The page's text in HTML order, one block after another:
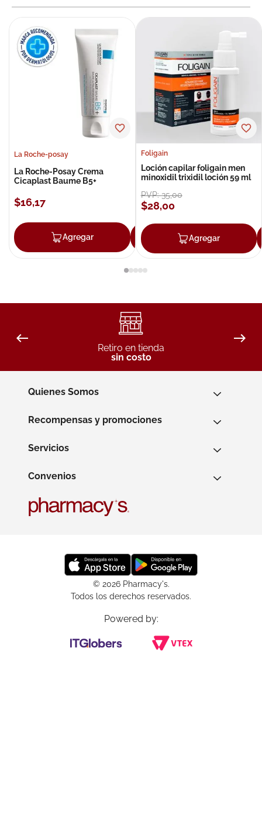
La Roche-posay
La Roche-Posay Crema
Cicaplast Baume B5+
$16,17
Agregar Agregar
Foligain
Loción capilar foligain men
minoxidil trixidil loción 59 ml
PVP:35,00
$28,00
Agregar
Retiro en tienda
sin costo
Quienes Somos
Recompensas y promociones
Servicios
Convenios
© 2026 Pharmacy's.
Todos los derechos reservados.
Powered by: